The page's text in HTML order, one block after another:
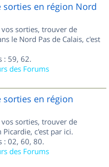
sorties en région Nord
sorties, trouver de
le Nord Pas de Calais, c'est
: 59, 62.
des Forums
sorties en région
sorties, trouver de
c'est par ici.
: 02, 60, 80.
des Forums